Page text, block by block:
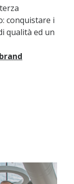
conquistare i
qualità ed un